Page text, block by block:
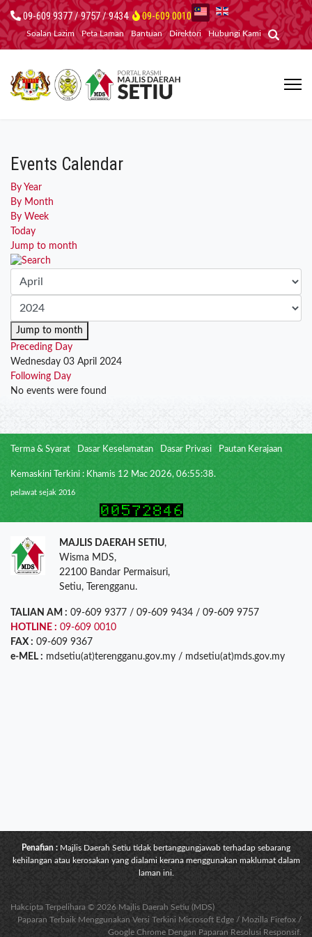
09-609 9377 / 9757 / 9434 09-609 0010
Soalan Lazim Peta Laman Bantuan Direktori Hubungi Kami
Events Calendar
By Year
By Month
By Week
Today
Jump to month
Jump to month
Preceding Day
Wednesday 03 April 2024
Following Day
No events were found
Terma & Syarat Dasar Keselamatan Dasar Privasi Pautan Kerajaan
Kemaskini Terkini : Khamis 12 Mac 2026, 06:55:38.
pelawat sejak 2016
MAJLIS DAERAH SETIU,
Wisma MDS,
22100 Bandar Permaisuri,
Setiu, Terengganu.
TALIAN AM : 09-609 9377 / 09-609 9434 / 09-609 9757
HOTLINE : 09-609 0010
FAX : 09-609 9367
e-MEL : mdsetiu(at)terengganu.gov.my / mdsetiu(at)mds.gov.my
Penafian : Majlis Daerah Setiu tidak bertanggungjawab terhadap sebarang
kehilangan atau kerosakan yang dialami kerana menggunakan maklumat dalam
laman ini.
Hakcipta Terpelihara © 2026 Majlis Daerah Setiu (MDS)
Paparan Terbaik Menggunakan Versi Terkini Microsoft Edge / Mozilla Firefox /
Google Chrome Dengan Paparan Resolusi Responsif.